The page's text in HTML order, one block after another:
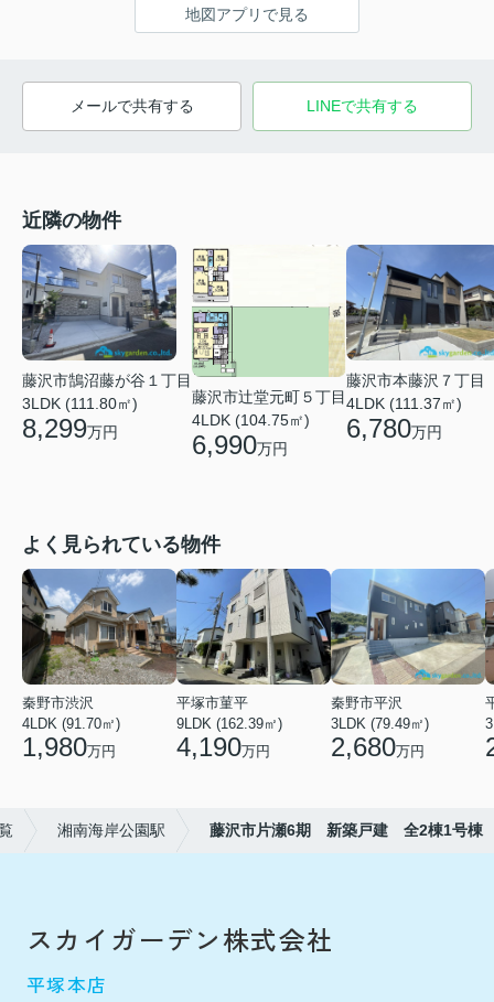
地図アプリで見る
メールで共有する LINEで共有する
近隣の物件
藤沢市鵠沼藤が谷１丁目
3LDK (111.80㎡)
8,299万円
藤沢市辻堂元町５丁目
4LDK (104.75㎡)
6,990万円
藤沢市本藤沢７丁目
4LDK (111.37㎡)
6,780万円
よく見られている物件
秦野市渋沢
4LDK (91.70㎡)
1,980万円
平塚市菫平
9LDK (162.39㎡)
4,190万円
秦野市平沢
3LDK (79.49㎡)
2,680万円
湘南海岸公園駅 藤沢市片瀬6期 新築戸建 全2棟1号棟
スカイガーデン株式会社
平塚本店